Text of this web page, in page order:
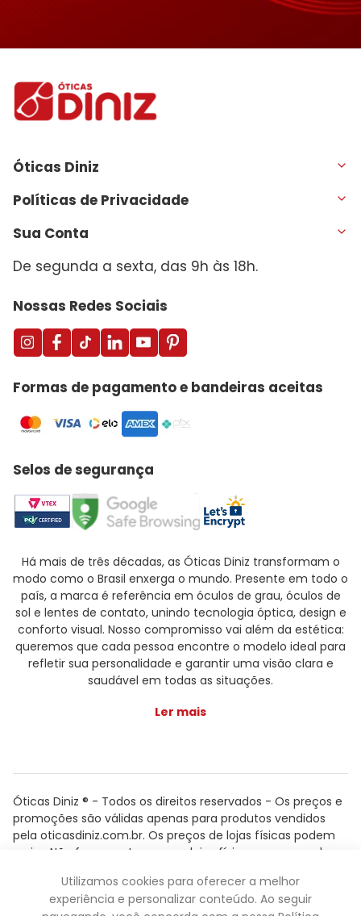
Óticas Diniz
Políticas de Privacidade
Sua Conta
De segunda a sexta, das 9h às 18h.
Nossas Redes Sociais
Formas de pagamento e bandeiras aceitas
Selos de segurança
Há mais de três décadas, as Óticas Diniz transformam o
modo como o Brasil enxerga o mundo. Presente em todo o
país, a marca é referência em óculos de grau, óculos de
sol e lentes de contato, unindo tecnologia óptica, design e
conforto visual. Nosso compromisso vai além da estética:
queremos que cada pessoa encontre o modelo ideal para
refletir sua personalidade e garantir uma visão clara e
saudável em todas as situações.
Ler mais
Óticas Diniz ® - Todos os direitos reservados - Os preços e
promoções são válidas apenas para produtos vendidos
pela oticasdiniz.com.br. Os preços de lojas físicas podem
variar. Não fazemos trocas em lojas físicas, apenas pelo
Powered by
Utilizamos cookies para oferecer a melhor
experiência e personalizar conteúdo. Ao seguir